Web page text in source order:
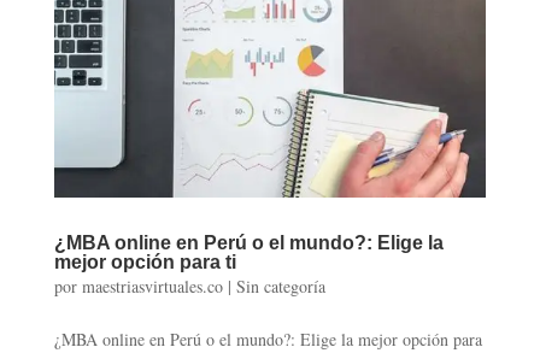
¿MBA online en Perú o el mundo?: Elige la
mejor opción para ti
por maestriasvirtuales.co| Sin categoría
¿MBA online en Perú o el mundo?: Elige la mejor opción para